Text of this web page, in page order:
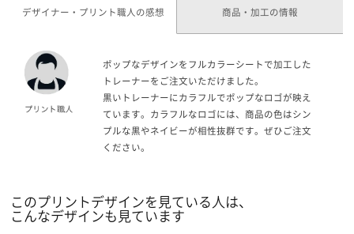
デザイナー・プリント職人の感想 商品・加工の情報
ポップなデザインをフルカラーシートで加工した
トレーナーをご注文いただけました。
黒いトレーナーにカラフルでポップなロゴが映え
ています。カラフルなロゴには、商品の色はシン
プルな黒やネイビーが相性抜群です。ぜひご注文
ください。
このプリントデザインを見ている人は、
こんなデザインも見ています